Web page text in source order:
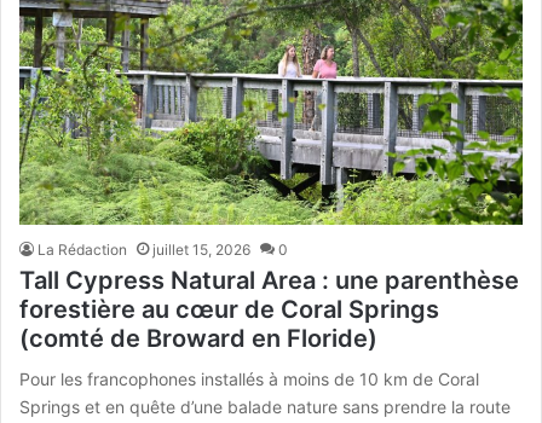
La Rédaction juillet 15, 2026 0
Tall Cypress Natural Area : une parenthèse
forestière au cœur de Coral Springs
(comté de Broward en Floride)
Pour les francophones installés à moins de 10 km de Coral
Springs et en quête d’une balade nature sans prendre la route